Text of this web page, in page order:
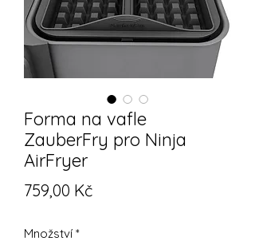
Forma na vafle
ZauberFry pro Ninja
AirFryer
759,00 KčCena
Množství *